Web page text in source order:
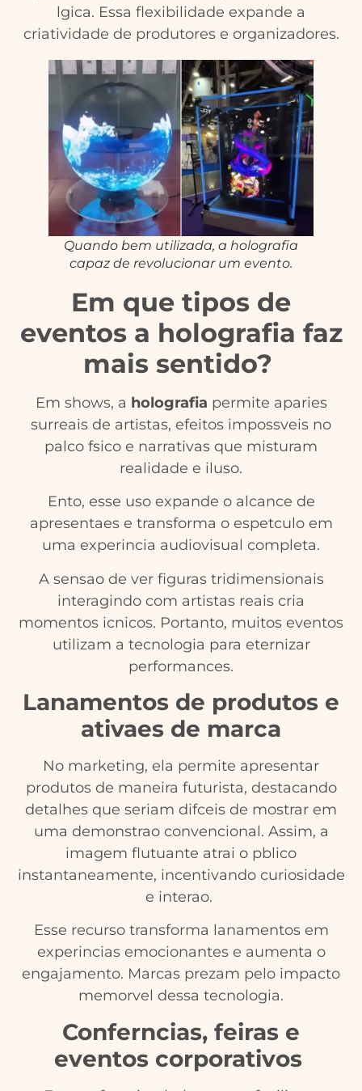
lgica. Essa flexibilidade expande a
criatividade de produtores e organizadores.
Quando bem utilizada, a holografia
capaz de revolucionar um evento.
Em que tipos de
eventos a holografia faz
mais sentido?
Em shows, a holografia permite aparies
surreais de artistas, efeitos impossveis no
palco fsico e narrativas que misturam
realidade e iluso.
Ento, esse uso expande o alcance de
apresentaes e transforma o espetculo em
uma experincia audiovisual completa.
A sensao de ver figuras tridimensionais
interagindo com artistas reais cria
momentos icnicos. Portanto, muitos eventos
utilizam a tecnologia para eternizar
performances.
Lanamentos de produtos e
ativaes de marca
No marketing, ela permite apresentar
produtos de maneira futurista, destacando
detalhes que seriam difceis de mostrar em
uma demonstrao convencional. Assim, a
imagem flutuante atrai o pblico
instantaneamente, incentivando curiosidade
e interao.
Esse recurso transforma lanamentos em
experincias emocionantes e aumenta o
engajamento. Marcas prezam pelo impacto
memorvel dessa tecnologia.
Conferncias, feiras e
eventos corporativos